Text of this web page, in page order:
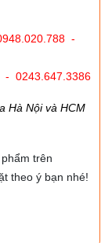
-
- 0243.647.3386
Hà Nội và HCM
trên
theo ý bạn nhé!